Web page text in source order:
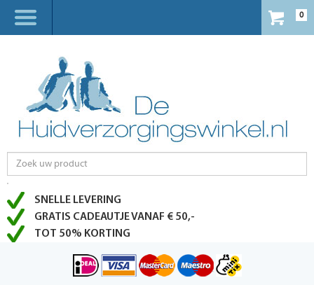
0
SNELLE LEVERING
GRATIS CADEAUTJE VANAF € 50,-
TOT 50% KORTING